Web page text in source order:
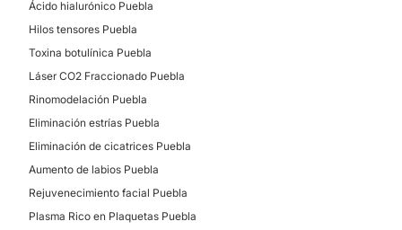
Ácido hialurónico Puebla
Hilos tensores Puebla
Toxina botulínica Puebla
Láser CO2 Fraccionado Puebla
Rinomodelación Puebla
Eliminación estrías Puebla
Eliminación de cicatrices Puebla
Aumento de labios Puebla
Rejuvenecimiento facial Puebla
Plasma Rico en Plaquetas Puebla